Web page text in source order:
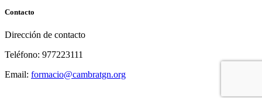
Contacto
Dirección de contacto
Teléfono: 977223111
Email: formacio@cambratgn.org